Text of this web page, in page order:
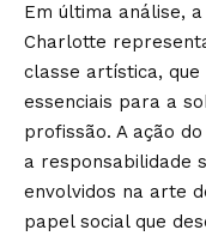
Em última análise,
Charlotte
classe artística,
essenciais para a
profissão. A ação
a responsabilidade
envolvidos na arte
papel social que